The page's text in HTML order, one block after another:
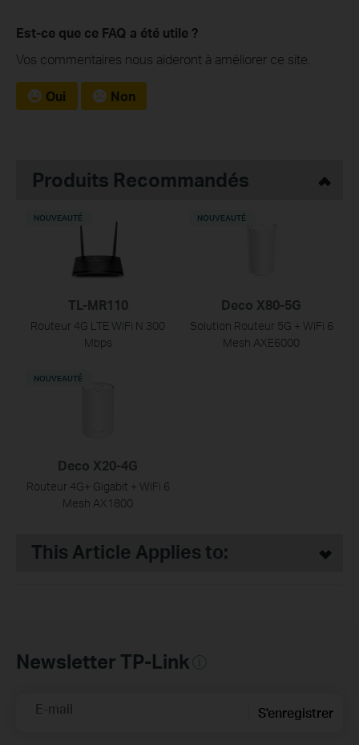
Est-ce que ce FAQ a été utile ?
Vos commentaires nous aideront à améliorer ce site.
Oui Non
Produits Recommandés
TL-MR110
Routeur 4G LTE WiFi N 300
Mbps
NOUVEAUTÉ
Deco X80-5G
Solution Routeur 5G + WiFi 6
Mesh AXE6000
NOUVEAUTÉ
Deco X20-4G
Routeur 4G+ Gigabit + WiFi 6
Mesh AX1800
NOUVEAUTÉ
This Article Applies to:
Newsletter TP-Link
E-mail S'enregistrer